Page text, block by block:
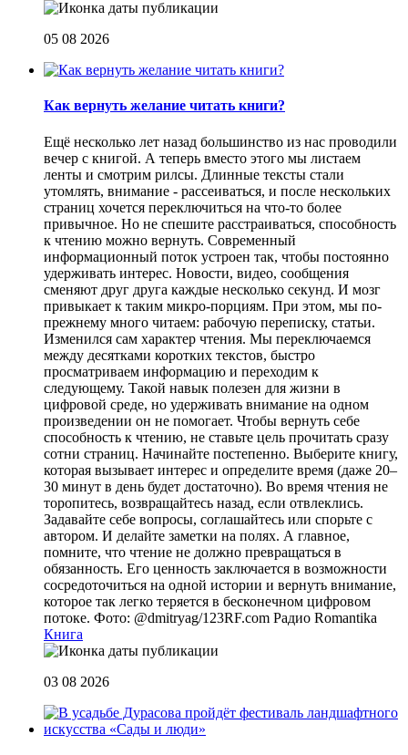
05 08 2026
Как вернуть желание читать книги?
Eщё несколько лет назад большинство из нас проводили
вечер с книгой. А теперь вместо этого мы листаем
ленты и смотрим рилсы. Длинные тексты стали
утомлять, внимание - рассеиваться, и после нескольких
страниц хочется переключиться на что-то более
привычное. Но не спешите расстраиваться, способность
к чтению можно вернуть. Современный
информационный поток устроен так, чтобы постоянно
удерживать интерес. Новости, видео, сообщения
сменяют друг друга каждые несколько секунд. И мозг
привыкает к таким микро-порциям. При этом, мы по-
прежнему много читаем: рабочую переписку, статьи.
Изменился сам характер чтения. Мы переключаемся
между десятками коротких текстов, быстро
просматриваем информацию и переходим к
следующему. Такой навык полезен для жизни в
цифровой среде, но удерживать внимание на одном
произведении он не помогает. Чтобы вернуть себе
способность к чтению, не ставьте цель прочитать сразу
сотни страниц. Начинайте постепенно. Выберите книгу,
которая вызывает интерес и определите время (даже 20–
30 минут в день будет достаточно). Во время чтения не
торопитесь, возвращайтесь назад, если отвлеклись.
Задавайте себе вопросы, соглашайтесь или спорьте с
автором. И делайте заметки на полях. А главное,
помните, что чтение не должно превращаться в
обязанность. Его ценность заключается в возможности
сосредоточиться на одной истории и вернуть внимание,
которое так легко теряется в бесконечном цифровом
потоке. Фото: @dmitryag/123RF.com Радио Romantika
Книга
03 08 2026